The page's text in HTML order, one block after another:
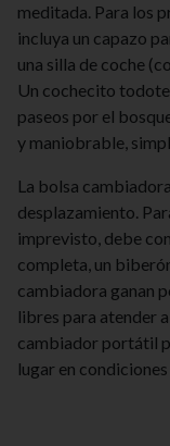
meditada. Para los
incluya un capazo
una silla de coche
Un cochecito
paseos por el
y maniobrable,
La bolsa
desplazamiento.
imprevisto, debe
completa, un
cambiadora ganan
libres para atender
cambiador portátil
lugar en